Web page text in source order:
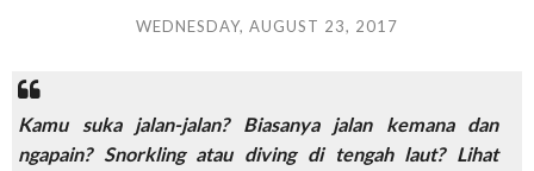
WEDNESDAY, AUGUST 23, 2017
Kamu suka jalan-jalan? Biasanya jalan kemana dan
ngapain? Snorkling atau divingdi tengah laut? Lihat